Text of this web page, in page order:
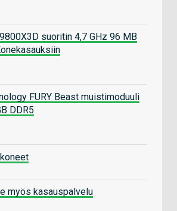
suoritin 4,7 GHz 96 MB
FURY Beast muistimoduuli
DDR5
myös kasauspalvelu